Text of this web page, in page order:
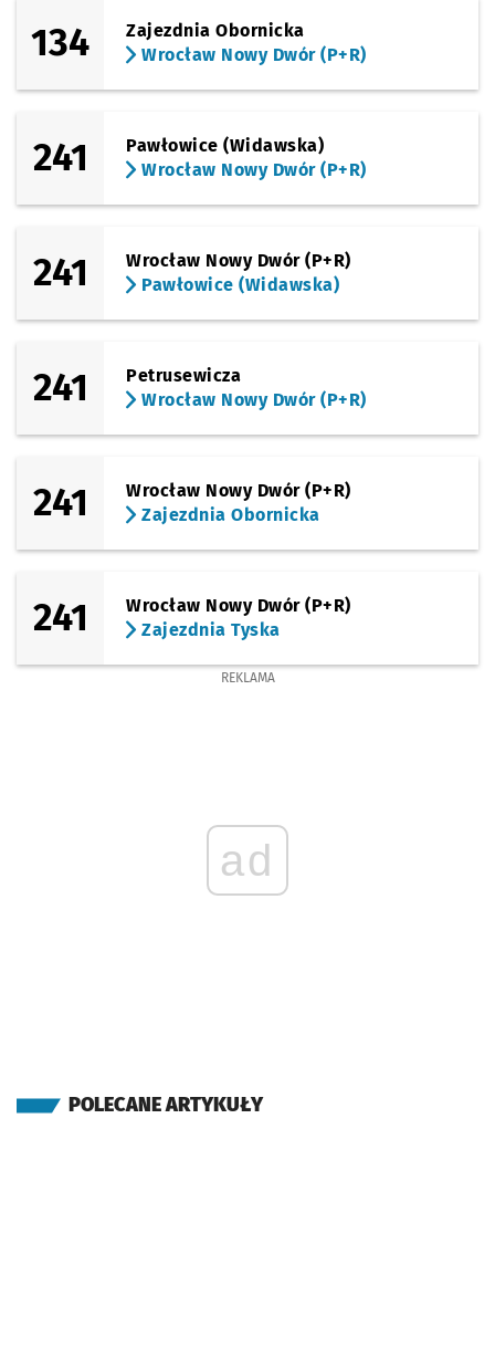
134
Zajezdnia Obornicka
Wrocław Nowy Dwór (P+R)
241
Pawłowice (Widawska)
Wrocław Nowy Dwór (P+R)
241
Wrocław Nowy Dwór (P+R)
Pawłowice (Widawska)
241
Petrusewicza
Wrocław Nowy Dwór (P+R)
241
Wrocław Nowy Dwór (P+R)
Zajezdnia Obornicka
241
Wrocław Nowy Dwór (P+R)
Zajezdnia Tyska
REKLAMA
ad
POLECANE ARTYKUŁY